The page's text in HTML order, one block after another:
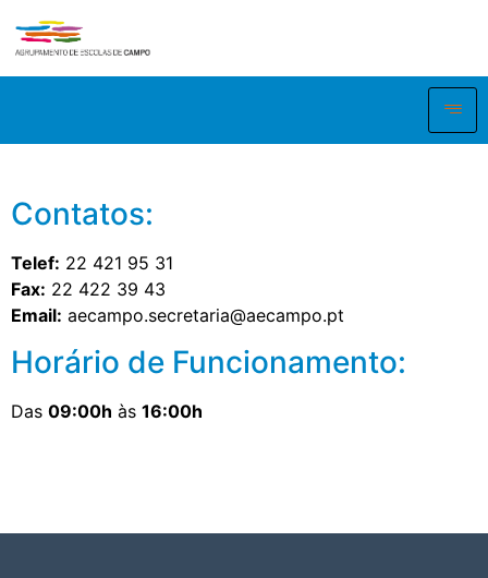
Contatos:
Telef: 22 421 95 31
Fax: 22 422 39 43
Email: aecampo.secretaria@aecampo.pt
Horário de Funcionamento:
Das 09:00h às 16:00h